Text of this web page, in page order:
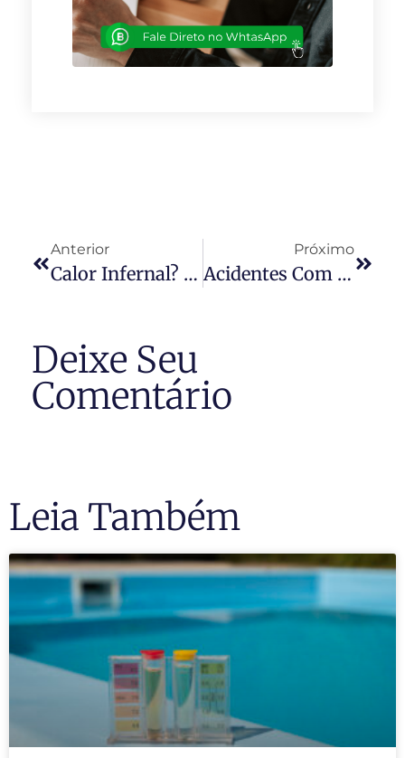
Anterior
Calor Infernal? Nem Todo Prédio Comporta Ar-Condicionado. Entenda.
Próximo
Acidentes Com Crianças Nas Áreas Comuns E A Responsabilidade Do Condomínio
Deixe Seu
Comentário
Leia Também